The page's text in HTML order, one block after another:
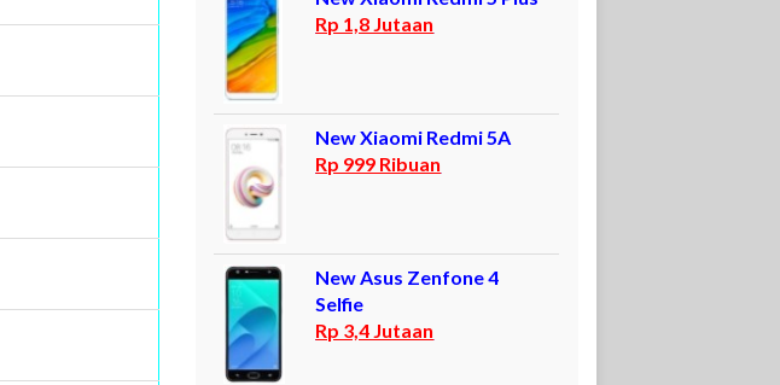
Rp 1,8 Jutaan
New Xiaomi Redmi 5A
Rp 999 Ribuan
New Asus Zenfone 4
Selfie
Rp 3,4 Jutaan